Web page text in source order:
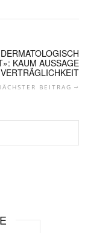
KAUM AUSSAGE
BEITRAG